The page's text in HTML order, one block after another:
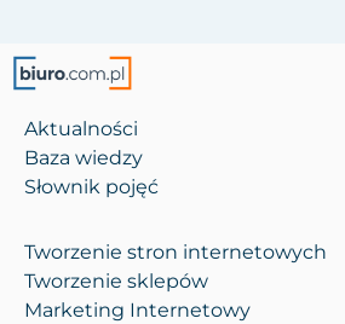
Aktualności
Baza wiedzy
Słownik pojęć
Tworzenie stron internetowych
Tworzenie sklepów
Marketing Internetowy